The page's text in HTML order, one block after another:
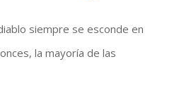
siempre se esconde en
la mayoría de las